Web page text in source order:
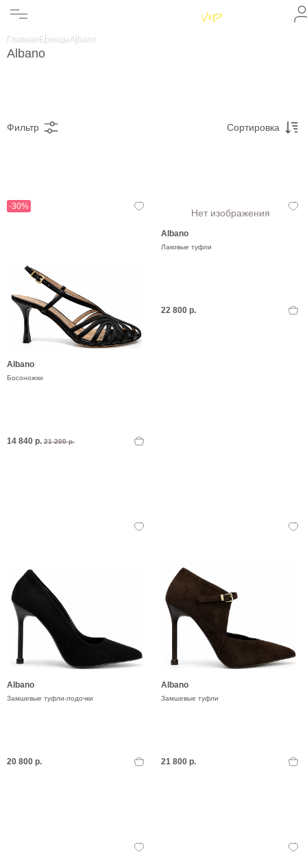
Главная БрендыAlbano
Albano
Фильтр Сортировка
-30%
Albano
Босоножки
14 840 р. 21 200 р.
Нет изображения
Albano
Лаковые туфли
22 800 р.
Albano
Замшевые туфли-лодочки
20 800 р.
Albano
Замшевые туфли
21 800 р.